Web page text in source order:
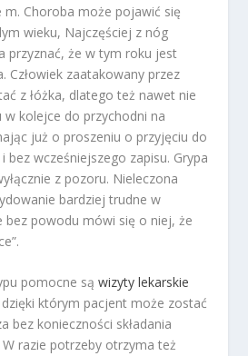
Choroba może pojawić się
wieku, Najczęściej z nóg
przyznać, że w tym roku jest
Człowiek zaatakowany przez
z łóżka, dlatego też nawet nie
w kolejce do przychodni na
już o proszeniu o przyjęciu do
bez wcześniejszego zapisu. Grypa
z pozoru. Nieleczona
bardziej trudne w
bez powodu mówi się o niej, że
pomocne sąwizyty lekarskie
dzięki którym pacjent może zostać
bez konieczności składania
razie potrzeby otrzyma też